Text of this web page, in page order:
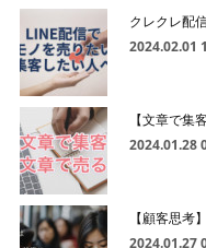
クレクレ配
2024.02.01
【文章で集
2024.01.28
【顧客思考
2024.01.27